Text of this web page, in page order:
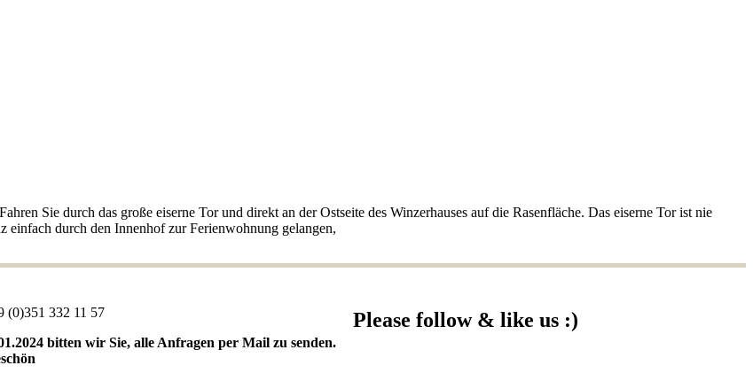
Sie durch das große eiserne Tor und direkt an der Ostseite des Winzerhauses auf die Rasenfläche. Das eiserne Tor ist nie
einfach durch den Innenhof zur Ferienwohnung gelangen,
(0)351 332 11 57
bitten wir Sie, alle Anfragen per Mail zu senden.
Please follow & like us :)